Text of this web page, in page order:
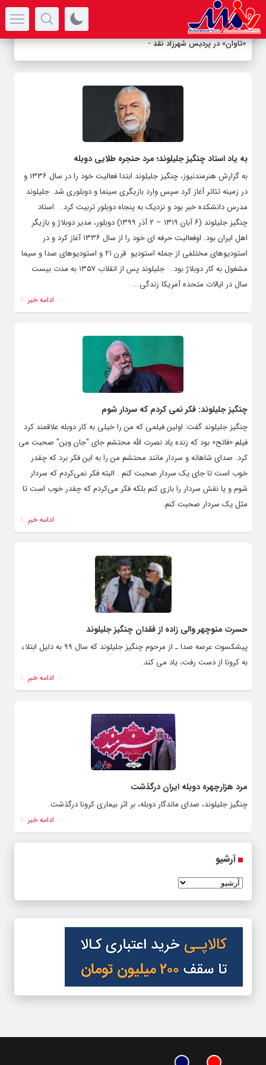
«تاوان» در پردیس شهرزاد نقد می‌ش-
به یاد استاد چنگیز جلیلوند؛ مرد حنجره طلایی دوبله
به گزارش هنرمندنیوز، چنگیز جلیلوند ابتدا فعالیت خود را در سال ۱۳۳۶ و
در زمینه تئاتر آغاز کرد سپس وارد بازیگری سینما و دوبلوری شد. جلیلوند
مدرس دانشکده خبر بود و نزدیک به پنجاه دوبلور تربیت کرد. استاد
چنگیز جلیلوند (۶ آبان ۱۳۱۹ – ۲ آذر ۱۳۹۹) دوبلور، مدیر دوبلاژ و بازیگر
اهل ایران بود. اوفعالیت حرفه ای خود را از سال ۱۳۳۶ آغاز کرد و در
استودیوهای مختلفی از جمله استودیو قرن ٢١ و استودیوهای صدا و سیما
مشغول به کار دوبلاژ بود. جلیلوند پس از انقلاب ۱۳۵۷ به مدت بیست
سال در ایالات متحده آمریکا زندگی...
ادامه خبر
چنگیز جلیلوند: فکر نمی کردم که سردار شوم
چنگیز جلیلوند گفت: اولین فیلمی که من را خیلی به کار دوبله علاقمند کرد
فیلم «فاتح» بود که زنده یاد نصرت الله محتشم جای "جان وین" صحبت می
کرد. صدای شاهانه و سردار مانند محتشم من را به این فکر برد که چقدر
خوب است تا جای یک سردار صحبت کنم . البته فکر نمی‌کردم که سردار
شوم و یا نقش سردار را بازی کنم بلکه فکر می‌کردم که چقدر خوب است تا
مثل یک سردار صحبت کنم.
ادامه خبر
حسرت منوچهر والی زاده از فقدان چنگیز جلیلوند
پیشکسوت عرصه صدا ـ از مرحوم چنگیز جلیلوند که سال ۹۹ به دلیل ابتلاء
به کرونا از دست رفت، یاد می کند.
ادامه خبر
مرد هزارچهره دوبله ایران درگذشت
چنگیز جلیلوند، صدای ماندگار دوبله، بر اثر بیماری کرونا درگذشت.
ادامه خبر
آرشیو